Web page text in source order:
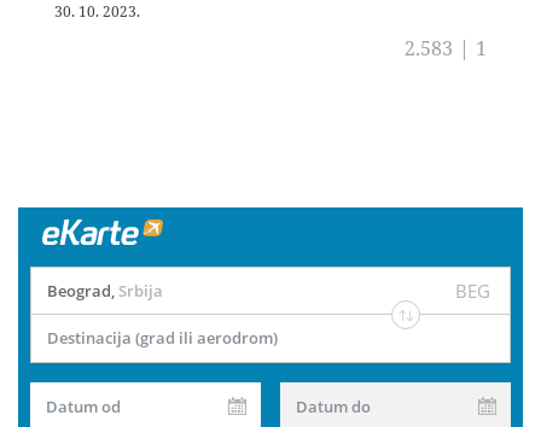
30. 10. 2023.
2.583 | 1
Beograd Srbija BEG
Destinacija (grad ili aerodrom)
Datum od Datum do